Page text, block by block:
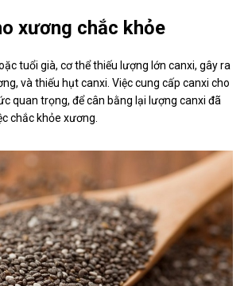
xương chắc khỏe
tuổi già, cơ thể thiếu lượng lớn canxi, gây ra
và thiếu hụt canxi. Việc cung cấp canxi cho
quan trọng, để cân bằng lại lượng canxi đã
chắc khỏe xương.